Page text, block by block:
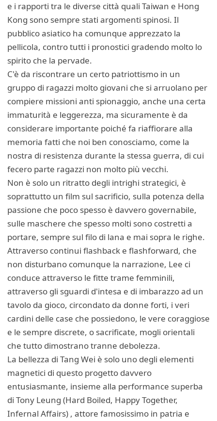
e i rapporti tra le diverse città quali Taiwan e Hong
Kong sono sempre stati argomenti spinosi. Il
pubblico asiatico ha comunque apprezzato la
pellicola, contro tutti i pronostici gradendo molto lo
spirito che la pervade.
C'è da riscontrare un certo patriottismo in un
gruppo di ragazzi molto giovani che si arruolano per
compiere missioni anti spionaggio, anche una certa
immaturità e leggerezza, ma sicuramente è da
considerare importante poiché fa riaffiorare alla
memoria fatti che noi ben conosciamo, come la
nostra di resistenza durante la stessa guerra, di cui
fecero parte ragazzi non molto più vecchi.
Non è solo un ritratto degli intrighi strategici, è
soprattutto un film sul sacrificio, sulla potenza della
passione che poco spesso è davvero governabile,
sulle maschere che spesso molti sono costretti a
portare, sempre sul filo di lana e mai sopra le righe.
Attraverso continui flashback e flashforward, che
non disturbano comunque la narrazione, Lee ci
conduce attraverso le fitte trame femminili,
attraverso gli sguardi d'intesa e di imbarazzo ad un
tavolo da gioco, circondato da donne forti, i veri
cardini delle case che possiedono, le vere coraggiose
e le sempre discrete, o sacrificate, mogli orientali
che tutto dimostrano tranne debolezza.
La bellezza di Tang Wei è solo uno degli elementi
magnetici di questo progetto davvero
entusiasmante, insieme alla performance superba
di Tony Leung (Hard Boiled, Happy Together,
Infernal Affairs) , attore famosissimo in patria e